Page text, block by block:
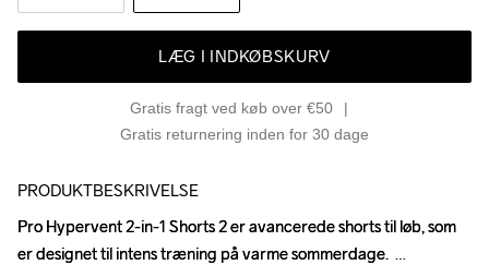
LÆG I INDKØBSKURV
Gratis fragt ved køb over €50
Gratis returnering inden for 30 dage
PRODUKTBESKRIVELSE
Pro Hypervent 2-in-1 Shorts 2 er avancerede shorts til løb, som
er designet til intens træning på varme sommerdage.
Pro Hypervent 2-in-1 Shorts 2 er avancerede shorts til løb, som
er designet til intens træning på varme sommerdage.